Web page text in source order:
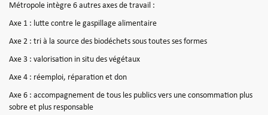
Métropole intègre 6 autres axes de travail :
Axe 1 : lutte contre le gaspillage alimentaire
Axe 2 : tri à la source des biodéchets sous toutes ses formes
Axe 3 : valorisation in situ des végétaux
Axe 4 : réemploi, réparation et don
Axe 6 : accompagnement de tous les publics vers une consommation plus
sobre et plus responsable